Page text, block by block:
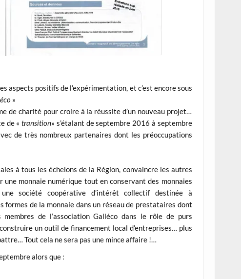
aspects positifs de l’expérimentation, et c’est encore sous
»
de charité pour croire à la réussite d’un nouveau projet…
de «transition» s’étalant de septembre 2016 à septembre
de très nombreux partenaires dont les préoccupations
à tous les échelons de la Région, convaincre les autres
monnaie numérique tout en conservant des monnaies
société coopérative d’intérêt collectif destinée à
de la monnaie dans un réseau de prestataires dont
de l’association Galléco dans le rôle de purs
un outil de financement local d’entreprises… plus
Tout cela ne sera pas une mince affaire !…
alors que :